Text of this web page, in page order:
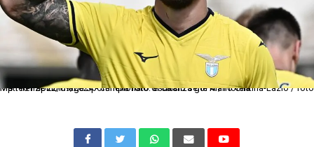
Mp Firenze 22/09/2024 - campionato di calcio serie A / Fiorentina-Lazio / foto Matteo Papini/Image Sport nella foto: esultanza gol Mario Gila